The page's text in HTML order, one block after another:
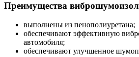
Преимущества
выполнены из пенополиуретана;
обеспечивают эффективную
автомобиля;
обеспечивают улучшенное